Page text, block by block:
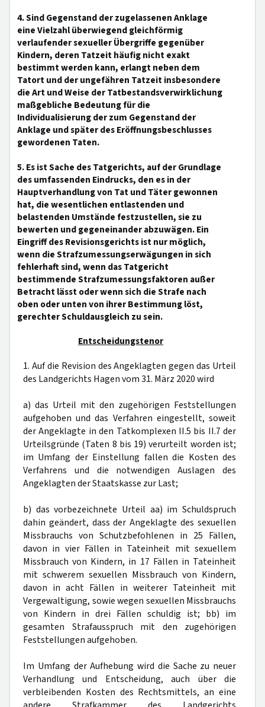
4. Sind Gegenstand der zugelassenen Anklage
eine Vielzahl überwiegend gleichförmig
verlaufender sexueller Übergriffe gegenüber
Kindern, deren Tatzeit häufig nicht exakt
bestimmt werden kann, erlangt neben dem
Tatort und der ungefähren Tatzeit insbesondere
die Art und Weise der Tatbestandsverwirklichung
maßgebliche Bedeutung für die
Individualisierung der zum Gegenstand der
Anklage und später des Eröffnungsbeschlusses
gewordenen Taten.
5. Es ist Sache des Tatgerichts, auf der Grundlage
des umfassenden Eindrucks, den es in der
Hauptverhandlung von Tat und Täter gewonnen
hat, die wesentlichen entlastenden und
belastenden Umstände festzustellen, sie zu
bewerten und gegeneinander abzuwägen. Ein
Eingriff des Revisionsgerichts ist nur möglich,
wenn die Strafzumessungserwägungen in sich
fehlerhaft sind, wenn das Tatgericht
bestimmende Strafzumessungsfaktoren außer
Betracht lässt oder wenn sich die Strafe nach
oben oder unten von ihrer Bestimmung löst,
gerechter Schuldausgleich zu sein.
Entscheidungstenor
1. Auf die Revision des Angeklagten gegen das Urteil
des Landgerichts Hagen vom 31. März 2020 wird
a) das Urteil mit den zugehörigen Feststellungen
aufgehoben und das Verfahren eingestellt, soweit
der Angeklagte in den Tatkomplexen II.5 bis II.7 der
Urteilsgründe (Taten 8 bis 19) verurteilt worden ist;
im Umfang der Einstellung fallen die Kosten des
Verfahrens und die notwendigen Auslagen des
Angeklagten der Staatskasse zur Last;
b) das vorbezeichnete Urteil aa) im Schuldspruch
dahin geändert, dass der Angeklagte des sexuellen
Missbrauchs von Schutzbefohlenen in 25 Fällen,
davon in vier Fällen in Tateinheit mit sexuellem
Missbrauch von Kindern, in 17 Fällen in Tateinheit
mit schwerem sexuellen Missbrauch von Kindern,
davon in acht Fällen in weiterer Tateinheit mit
Vergewaltigung, sowie wegen sexuellen Missbrauchs
von Kindern in drei Fällen schuldig ist; bb) im
gesamten Strafausspruch mit den zugehörigen
Feststellungen aufgehoben.
Im Umfang der Aufhebung wird die Sache zu neuer
Verhandlung und Entscheidung, auch über die
verbleibenden Kosten des Rechtsmittels, an eine